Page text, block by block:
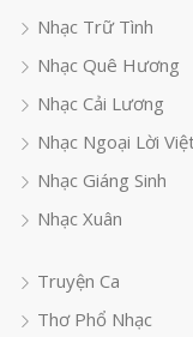
Nhạc Trữ Tình
Nhạc Quê Hương
Nhạc Cải Lương
Nhạc Ngoại Lời
Nhạc Giáng Sinh
Nhạc Xuân
Truyện Ca
Thơ Phổ Nhạc